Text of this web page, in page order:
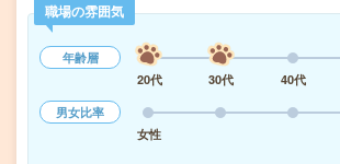
職場の雰囲気
年齢層
20代
30代 40代
男女比率
女性